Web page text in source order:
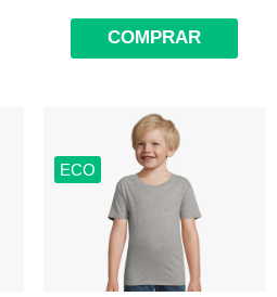
COMPRAR
ECO